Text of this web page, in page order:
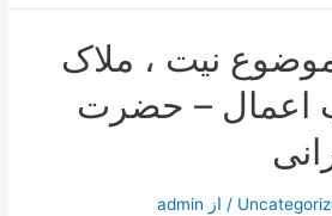
نیت ، ملاک
اعمال – حضرت
/ از admin